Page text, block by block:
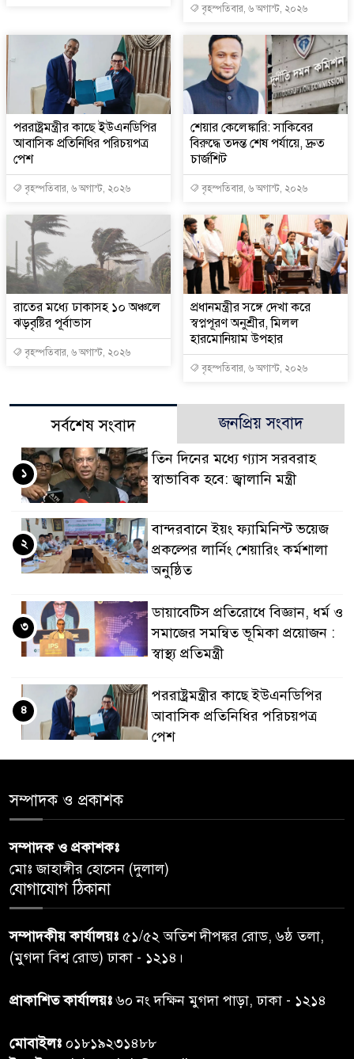
বৃহস্পতিবার, ৬ অগাস্ট, ২০২৬
পররাষ্ট্রমন্ত্রীর কা‌ছে ইউএনডিপির
আবাসিক প্রতিনিধির পরিচয়পত্র
পেশ
বৃহস্পতিবার, ৬ অগাস্ট, ২০২৬
শেয়ার কেলেঙ্কারি: সাকিবের
বিরুদ্ধে তদন্ত শেষ পর্যায়ে, দ্রুত
চার্জশিট
বৃহস্পতিবার, ৬ অগাস্ট, ২০২৬
রাতের মধ্যে ঢাকাসহ ১০ অঞ্চলে
ঝড়বৃষ্টির পূর্বাভাস
বৃহস্পতিবার, ৬ অগাস্ট, ২০২৬
প্রধানমন্ত্রীর সঙ্গে দেখা করে
স্বপ্নপূরণ অনুশ্রীর, মিলল
হারমোনিয়াম উপহার
বৃহস্পতিবার, ৬ অগাস্ট, ২০২৬
সর্বশেষ সংবাদ জনপ্রিয় সংবাদ
তিন দিনের মধ্যে গ্যাস সরবরাহ
স্বাভাবিক হবে: জ্বালানি মন্ত্রী
১
বান্দরবানে ইয়ং ফ্যামিনিস্ট ভয়েজ
প্রকল্পের লার্নিং শেয়ারিং কর্মশালা
অনুষ্ঠিত
২
ডায়াবেটিস প্রতিরোধে বিজ্ঞান, ধর্ম ও
সমাজের সমন্বিত ভূমিকা প্রয়োজন :
স্বাস্থ্য প্রতিমন্ত্রী
৩
পররাষ্ট্রমন্ত্রীর কা‌ছে ইউএনডিপির
আবাসিক প্রতিনিধির পরিচয়পত্র
পেশ
৪
৫
ঝড়বৃষ্টির পূর্বাভাস
৬
অনুশ্রীর, মিলল হারমোনিয়াম
উপহার
৭
২০ আগস্ট রাষ্ট্রপতি নির্বাচন,
সম্পাদক ও প্রকাশক
সম্পাদক ও প্রকাশকঃ
মোঃ জাহাঙ্গীর হোসেন (দুলাল)
যোগাযোগ ঠিকানা
সম্পাদকীয় কার্যালয়ঃ ৫১/৫২ অতিশ দীপঙ্কর রোড, ৬ষ্ঠ তলা,
(মুগদা বিশ্ব রোড) ঢাকা - ১২১৪।
প্রাকাশিত কার্যালয়ঃ৬০ নং দক্ষিন মুগদা পাড়া, ঢাকা - ১২১৪
মোবাইলঃ ০১৮১৯২৩১৪৮৮